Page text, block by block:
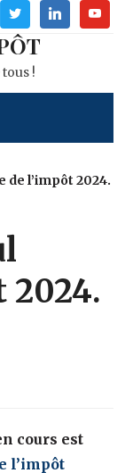
TwitterLinkedin
!
de l’impôt 2024.
2024.
cours est
l’impôt